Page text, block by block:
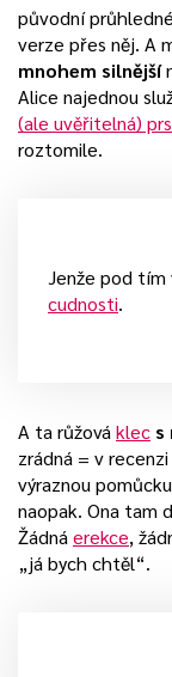
původní
verze přes něj. A
mnohem silnější
Alice najednou
(ale uvěřitelná)
roztomile.
Jenže pod
cudnosti.
A ta růžováklec s
zrádná = v
výraznou
naopak. Ona tam
Žádnáerekce,
„já bych chtěl“.